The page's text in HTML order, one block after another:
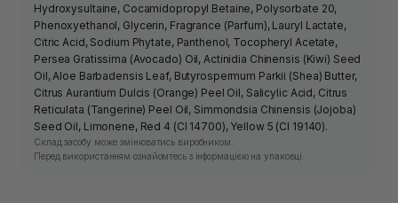
Hydroxysultaine, Cocamidopropyl Betaine, Polysorbate 20,
Phenoxyethanol, Glycerin, Fragrance (Parfum), Lauryl Lactate,
Citric Acid, Sodium Phytate, Panthenol, Tocopheryl Acetate,
Persea Gratissima (Avocado) Oil, Actinidia Chinensis (Kiwi) Seed
Oil, Aloe Barbadensis Leaf, Butyrospermum Parkii (Shea) Butter,
Citrus Aurantium Dulcis (Orange) Peel Oil, Salicylic Acid, Citrus
Reticulata (Tangerine) Peel Oil, Simmondsia Chinensis (Jojoba)
Seed Oil, Limonene, Red 4 (CI 14700), Yellow 5 (CI 19140).
Склад засобу може змінюватись виробником.
Перед використанням ознайомтесь з інформацією на упаковці.